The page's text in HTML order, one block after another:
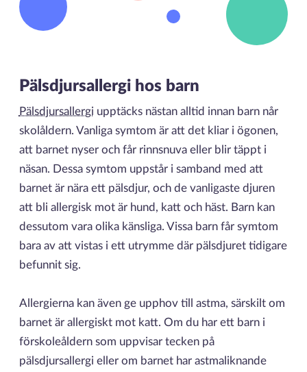
Pälsdjursallergi hos barn
Pälsdjursallergi upptäcks nästan alltid innan barn når
skolåldern. Vanliga symtom är att det kliar i ögonen,
att barnet nyser och får rinnsnuva eller blir täppt i
näsan. Dessa symtom uppstår i samband med att
barnet är nära ett pälsdjur, och de vanligaste djuren
att bli allergisk mot är hund, katt och häst. Barn kan
dessutom vara olika känsliga. Vissa barn får symtom
bara av att vistas i ett utrymme där pälsdjuret tidigare
befunnit sig.
Allergierna kan även ge upphov till astma, särskilt om
barnet är allergiskt mot katt. Om du har ett barn i
förskoleåldern som uppvisar tecken på
pälsdjursallergi eller om barnet har astmaliknande